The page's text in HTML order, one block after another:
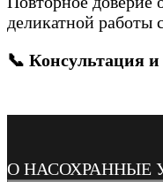
деликатной работы
📞 Консультация
О НАСОХРАННЫЕ